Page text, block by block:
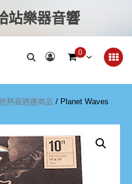
站樂器音響
0
熱音週邊商品 / Planet Waves